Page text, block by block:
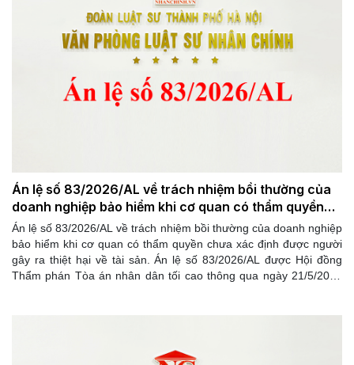
Án lệ số 83/2026/AL về trách nhiệm bồi thường của
doanh nghiệp bảo hiểm khi cơ quan có thẩm quyền
chưa xác định được người gây ra thiệt hại về tài sản
Án lệ số 83/2026/AL về trách nhiệm bồi thường của doanh nghiệp
bảo hiểm khi cơ quan có thẩm quyền chưa xác định được người
gây ra thiệt hại về tài sản. Án lệ số 83/2026/AL được Hội đồng
Thẩm phán Tòa án nhân dân tối cao thông qua ngày 21/5/2026